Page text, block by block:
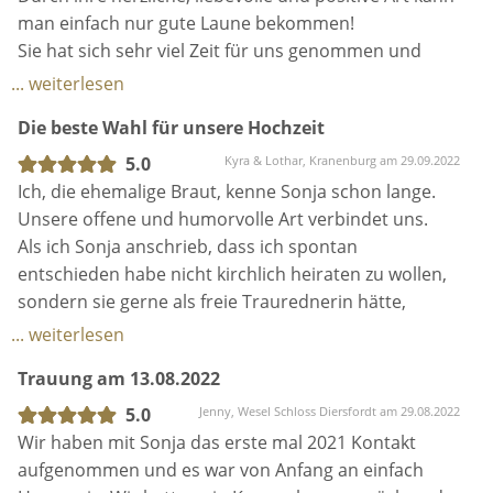
uns emotional und herzlich begleitet. Wir sind sehr
dankbar für den wundervollen Tag, den wir mit ihr
hatten und würden es sofort wieder mit ihr
man einfach nur gute Laune bekommen!
Sie hat sich sehr viel Zeit für uns genommen und
durch ihre Erfahrung konnten wir viele wertvolle
Liebe Sonja, wir danken dir für alles!
Du hast einen großen Anteil daran, dass dieser Tag
für uns perfekt war und wir ihn nicht vergessen
werden.
... weiterlesen
Die beste Wahl für unsere Hochzeit
5.0
Kyra & Lothar, Kranenburg am 29.09.2022
Ich, die ehemalige Braut, kenne Sonja schon lange.
Unsere offene und humorvolle Art verbindet uns.
Als ich Sonja anschrieb, dass ich spontan
entschieden habe nicht kirchlich heiraten zu wollen,
sondern sie gerne als freie Traurednerin hätte,
lachte sie....sie sah mich genauso wenig in der Kirche,
Mein Mann hatte keine große Wahl, denn ich hatte
schon alles mit Sonja eingefädelt.
Die Vorbereitungen für die freie Trauung waren für
mich weniger anstrengend , als für meinen Mann.
... weiterlesen
Trauung am 13.08.2022
5.0
Jenny, Wesel Schloss Diersfordt am 29.08.2022
Wir haben mit Sonja das erste mal 2021 Kontakt
aufgenommen und es war von Anfang an einfach